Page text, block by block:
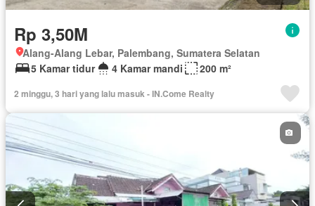
Rp 3,50M
Alang-Alang Lebar, Palembang, Sumatera Selatan
5 Kamar tidur
4 Kamar mandi 200 m²
2 minggu, 3 hari yang lalu masuk - IN.Come Realty